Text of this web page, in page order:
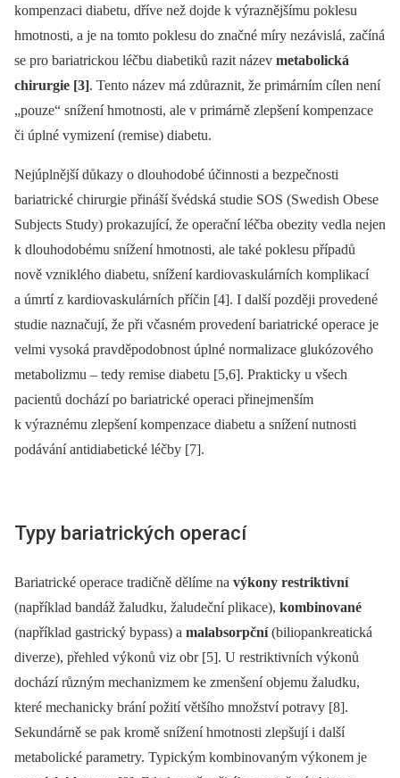
kompenzaci diabetu, dříve než dojde k výraznějšímu poklesu
hmotnosti, a je na tomto poklesu do značné míry nezávislá, začíná
se pro bariatrickou léčbu diabetiků razit název meta­bolická
chirurgie [3]. Tento název má zdůraznit, že primárním cílen není
„pouze“ snížení hmotnosti, ale v primárně zlepšení kompenzace
či úplné vymizení (remise) diabetu.
Nejúplnější důkazy o dlouhodobé účinnosti a bezpečnosti
bariatrické chirurgie přináší švédská studie SOS (Swedish Obese
Subjects Study) prokazující, že operační léčba obezity vedla nejen
k dlouhodobému snížení hmotnosti, ale také poklesu případů
nově vzniklého diabetu, snížení kardiovaskulárních komplikací
a úmrtí z kardiovaskulárních příčin [4]. I další později provedené
studie naznačují, že při včasném provedení bariatrické operace je
velmi vysoká pravděpodobnost úplné normalizace glukózového
metabolizmu –⁠ tedy remise diabetu [5,6]. Prakticky u všech
pacientů dochází po bariatrické operaci přinejmenším
k výraznému zlepšení kompenzace diabetu a snížení nutnosti
podávání antidiabetické léčby [7].
Typy bariatrických operací
Bariatrické operace tradičně dělíme na výkony restriktivní
(například bandáž žaludku, žaludeční plikace), kombinované
(například gastrický bypass) a malabsorpční(biliopankreatická
diverze), přehled výkonů viz obr [5]. U restriktivních výkonů
dochází různým mechanizmem ke zmenšení objemu žaludku,
které mechanicky brání požití většího množství potravy [8].
Sekundárně se pak kromě snížení hmotnosti zlepšují i další
metabolické parametry. Typickým kombinovaným výkonem je